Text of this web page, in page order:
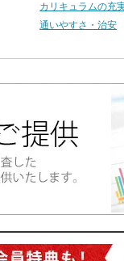
カリキュラムの充
通いやすさ・治安